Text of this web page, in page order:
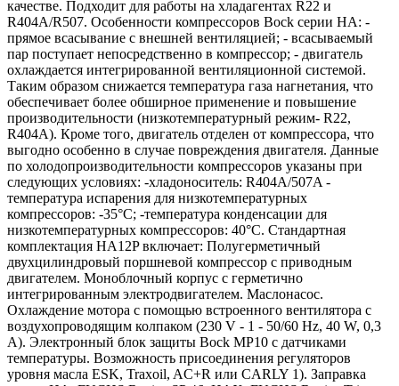
качестве. Подходит для работы на хладагентах R22 и
R404A/R507. Особенности компрессоров Bock серии НА: -
прямое всасывание с внешней вентиляцией; - всасываемый
пар поступает непосредственно в компрессор; - двигатель
охлаждается интегрированной вентиляционной системой.
Таким образом снижается температура газа нагнетания, что
обеспечивает более обширное применение и повышение
производительности (низкотемпературный режим- R22,
R404A). Кроме того, двигатель отделен от компрессора, что
выгодно особенно в случае повреждения двигателя. Данные
по холодопроизводительности компрессоров указаны при
следующих условиях: -хладоноситель: R404A/507A -
температура испарения для низкотемпературных
компрессоров: -35°C; -температура конденсации для
низкотемпературных компрессоров: 40°C. Стандартная
комплектация HA12P включает: Полугерметичный
двухцилиндровый поршневой компрессор с приводным
двигателем. Моноблочный корпус с герметично
интегрированным электродвигателем. Маслонасос.
Охлаждение мотора с помощью встроенного вентилятора с
воздухопроводящим колпаком (230 V - 1 - 50/60 Hz, 40 W, 0,3
A). Электронный блок защиты Bock MP10 с датчиками
температуры. Возможность присоединения регуляторов
уровня масла ESK, Traxoil, AC+R или CARLY 1). Заправка